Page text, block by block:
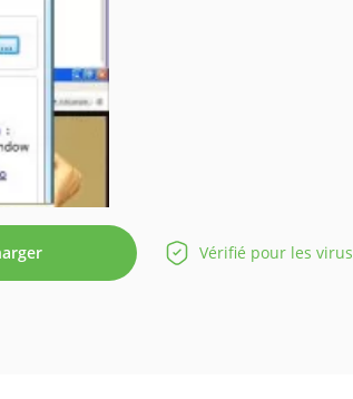
Vérifié pour les virus